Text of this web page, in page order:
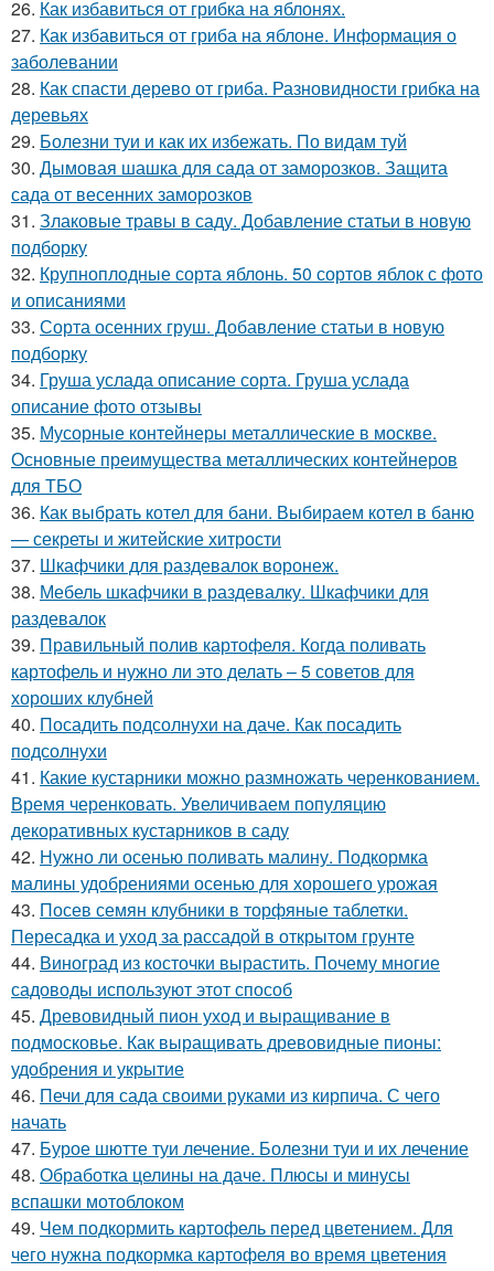
26. Как избавиться от грибка на яблонях.
27. Как избавиться от гриба на яблоне. Информация о
заболевании
28. Как спасти дерево от гриба. Разновидности грибка на
деревьях
29. Болезни туи и как их избежать. По видам туй
30. Дымовая шашка для сада от заморозков. Защита
сада от весенних заморозков
31. Злаковые травы в саду. Добавление статьи в новую
подборку
32. Крупноплодные сорта яблонь. 50 сортов яблок с фото
и описаниями
33. Сорта осенних груш. Добавление статьи в новую
подборку
34. Груша услада описание сорта. Груша услада
описание фото отзывы
35. Мусорные контейнеры металлические в москве.
Основные преимущества металлических контейнеров
для ТБО
36. Как выбрать котел для бани. Выбираем котел в баню
— секреты и житейские хитрости
37. Шкафчики для раздевалок воронеж.
38. Мебель шкафчики в раздевалку. Шкафчики для
раздевалок
39. Правильный полив картофеля. Когда поливать
картофель и нужно ли это делать – 5 советов для
хороших клубней
40. Посадить подсолнухи на даче. Как посадить
подсолнухи
41. Какие кустарники можно размножать черенкованием.
Время черенковать. Увеличиваем популяцию
декоративных кустарников в саду
42. Нужно ли осенью поливать малину. Подкормка
малины удобрениями осенью для хорошего урожая
43. Посев семян клубники в торфяные таблетки.
Пересадка и уход за рассадой в открытом грунте
44. Виноград из косточки вырастить. Почему многие
садоводы используют этот способ
45. Древовидный пион уход и выращивание в
подмосковье. Как выращивать древовидные пионы:
удобрения и укрытие
46. Печи для сада своими руками из кирпича. С чего
начать
47. Бурое шютте туи лечение. Болезни туи и их лечение
48. Обработка целины на даче. Плюсы и минусы
вспашки мотоблоком
49. Чем подкормить картофель перед цветением. Для
чего нужна подкормка картофеля во время цветения